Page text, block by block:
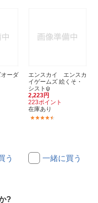
ーダ
う
エンスカイ エンスカ
イゲームズ 絵くそ・
シストψ
2,223円
223ポイント
在庫あり
一緒に買う
?